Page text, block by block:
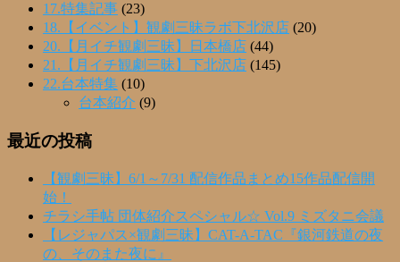
17.特集記事 (23)
18.【イベント】観劇三昧ラボ下北沢店 (20)
20.【月イチ観劇三昧】日本橋店 (44)
21.【月イチ観劇三昧】下北沢店 (145)
22.台本特集 (10)
台本紹介 (9)
最近の投稿
【観劇三昧】6/1～7/31 配信作品まとめ15作品配信開
始！
チラシ手帖 団体紹介スペシャル☆ Vol.9 ミズタニ会議
【レジャパス×観劇三昧】CAT-A-TAC『銀河鉄道の夜
の、そのまた夜に』